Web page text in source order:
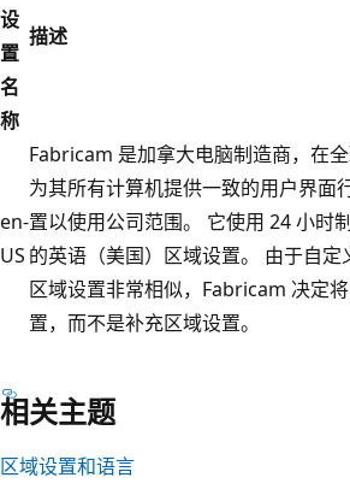
设
置
名
称
描述
en-
US
Fabricam 是加拿大电脑制造商，在
为其所有计算机提供一致的用户界面
置以使用公司范围。 它使用 24 小时
的英语（美国）区域设置。 由于自
区域设置非常相似，Fabricam 决定
置，而不是补充区域设置。
相关主题
区域设置和语言